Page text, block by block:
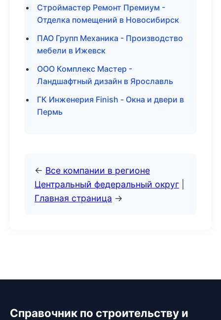
Строймастер Ремонт Премиум -
Отделка помещений в Новосибирск
ПАО Групп Механика - Производство
мебели в Ижевск
ООО Комплекс Мастер -
Ландшафтный дизайн в Ярославль
ГК Инженерия Finish - Окна и двери в
Пермь
← Все компании в регионе
Центральный федеральный округ
Главная страница →
Справочник по строительству и